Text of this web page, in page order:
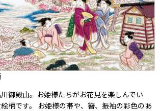
御殿山。お姫様たちがお花見を楽しんでい
柄です。 お姫様の帯や、簪、振袖の彩色のあ